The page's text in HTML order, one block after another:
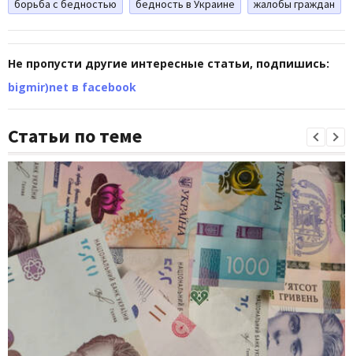
борьба с бедностью
бедность в Украине жалобы граждан
Не пропусти другие интересные статьи, подпишись:
bigmir)net в facebook
Статьи по теме